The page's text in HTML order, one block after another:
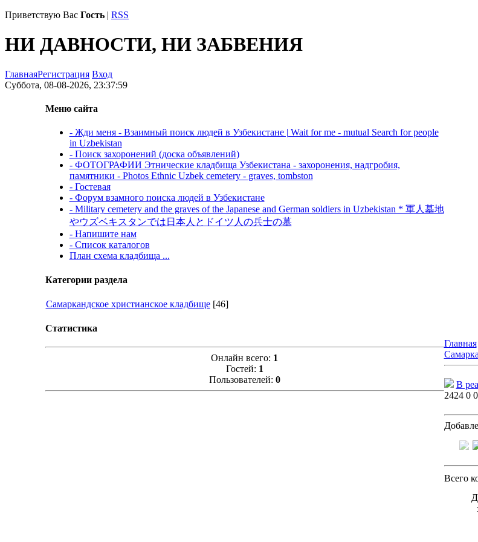
Приветствую Вас Гость | RSS
НИ ДАВНОСТИ, НИ ЗАБВЕНИЯ
ГлавнаяРегистрация Вход
Суббота, 08-08-2026, 23:37:59
Меню сайта
- Жди меня - Взаимный поиск людей в Узбекистане | Wait for me - mutual Search for people
in Uzbekistan
- Поиск захоронений (доска объявлений)
- ФОТОГРАФИИ Этнические кладбища Узбекистана - захоронения, надгробия,
памятники - Photos Ethnic Uzbek cemetery - graves, tombston
- Гостевая
- Форум взамного поиска людей в Узбекистане
- Military cemetery and the graves of the Japanese and German soldiers in Uzbekistan * 軍人墓地
やウズベキスタンでは日本人とドイツ人の兵士の墓
- Напишите нам
- Список каталогов
План схема кладбища ...
Категории раздела
Самаркандское христианское кладбище [46]
Статистика
Онлайн всего: 1
Гостей: 1
Пользователей: 0
Главная
В
2424 0
Всего